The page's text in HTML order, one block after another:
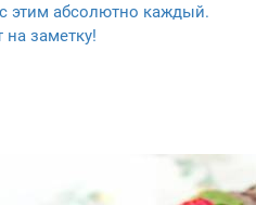
этим абсолютно каждый.
на заметку!